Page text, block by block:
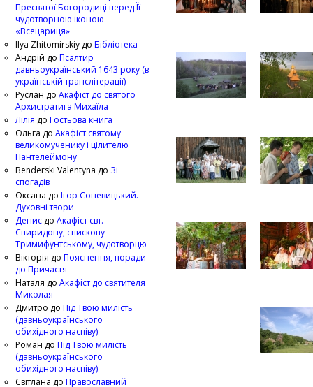
Пресвятої Богородиці перед Її
чудотворною іконою
«Всецариця»
Ilya Zhitomirskiy до Бібліотека
Андрій до Псалтир
давньоукраїнський 1643 року (в
українській транслітерації)
Руслан до Акафіст до святого
Архистратига Михаїла
Лілія до Гостьова книга
Ольга до Акафіст святому
великомученику і цілителю
Пантелеймону
Benderski Valentyna до Зі
спогадів
Оксана до Ігор Соневицький.
Духовні твори
Денис до Акафіст свт.
Спиридону, єпископу
Тримифунтському, чудотворцю
Вікторія до Пояснення, поради
до Причастя
Наталя до Акафіст до святителя
Миколая
Дмитро до Під Твою милість
(давньоукраїнського
обихідного наспіву)
Роман до Під Твою милість
(давньоукраїнського
обихідного наспіву)
Світлана до Православний